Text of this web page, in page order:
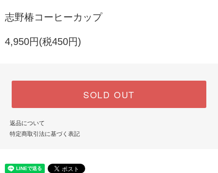
志野椿コーヒーカップ
4,950円(税450円)
SOLD OUT
返品について
特定商取引法に基づく表記